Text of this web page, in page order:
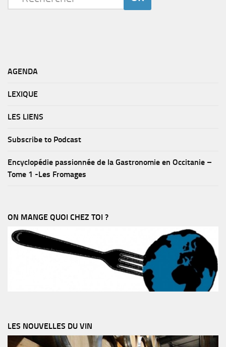
AGENDA
LEXIQUE
LES LIENS
Subscribe to Podcast
Encyclopédie passionnée de la Gastronomie en Occitanie –
Tome 1 -Les Fromages
ON MANGE QUOI CHEZ TOI ?
LES NOUVELLES DU VIN